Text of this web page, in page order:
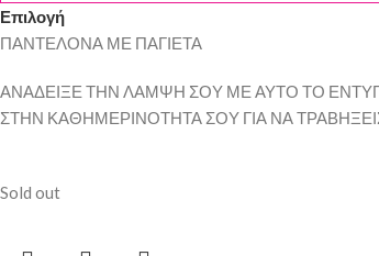
Επιλογή
ΠΑΝΤΕΛΟΝΑ ΜΕ ΠΑΓΙΕΤΑ
ΑΝΑΔΕΙΞΕ ΤΗΝ ΛΑΜΨΗ ΣΟΥ ΜΕ ΑΥΤΟ ΤΟ
ΣΤΗΝ ΚΑΘΗΜΕΡΙΝΟΤΗΤΑ ΣΟΥ ΓΙΑ ΝΑ
Sold out